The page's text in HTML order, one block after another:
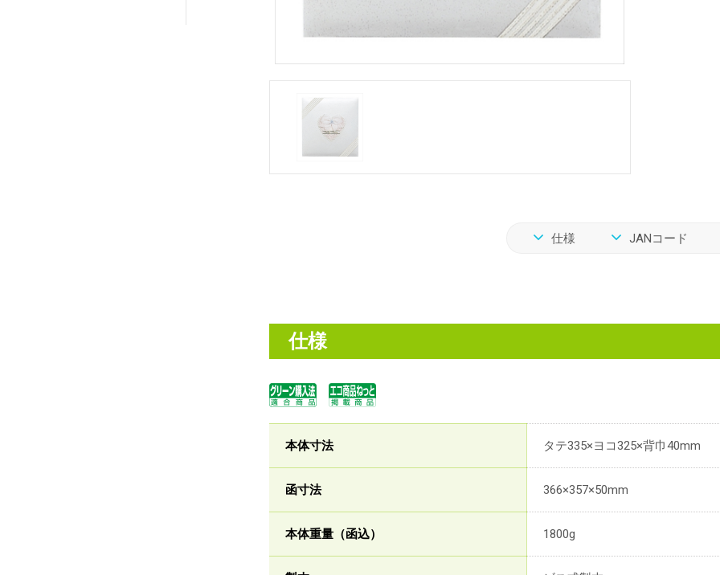
仕様 JANコード
仕様
本体寸法 タテ335×ヨコ325×背巾40mm
函寸法 366×357×50mm
本体重量（函込） 1800g